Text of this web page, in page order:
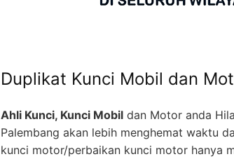
Duplikat Kunci Mobil dan
Ahli Kunci, Kunci Mobil dan Motor anda
Palembang akan lebih menghemat waktu
kunci motor/perbaikan kunci motor hanya